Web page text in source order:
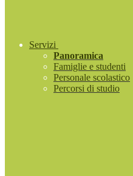
Servizi
Panoramica
Famiglie e studenti
Personale scolastico
Percorsi di studio